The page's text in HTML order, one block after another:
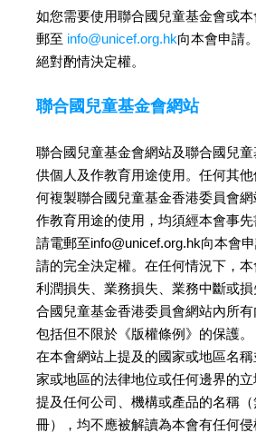
如您需要使用聯合國兒童基金會或
郵至 info@unicef.org.hk向本會申請
絕對酌情決定權。
聯合國兒童基金會網站
聯合國兒童基金會網站及聯合國兒
供個人及作教育用途使用。任何其
何複製聯合國兒童基金香港委員會
作教育用途的使用，均須經本會事先
請電郵至info@unicef.org.hk向本會
請的完全決定權。在任何情況下，
利潤損失、業務損失、業務中斷或
合國兒童基金香港委員會網站內所有
包括但不限於《版權條例》的保護。
在本會網站上提及的國家或地區名
家或地區的法律地位或任何邊界的
提及任何公司、機構或產品的名稱
冊），均不應被解讀為本會有任何